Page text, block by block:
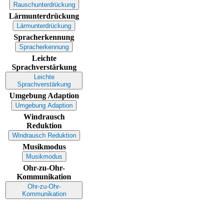
Rauschunterdrückung
Lärmunterdrückung
Lärmunterdrückung
Spracherkennung
Spracherkennung
Leichte
Sprachverstärkung
Leichte
Sprachverstärkung
Umgebung Adaption
Umgebung Adaption
Windrausch
Reduktion
Windrausch Reduktion
Musikmodus
Musikmodus
Ohr-zu-Ohr-
Kommunikation
Ohr-zu-Ohr-
Kommunikation